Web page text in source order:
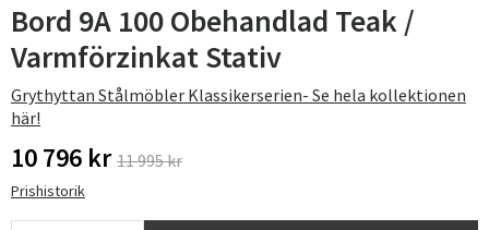
Bord 9A 100 Obehandlad Teak /
Varmförzinkat Stativ
Grythyttan Stålmöbler Klassikerserien- Se hela kollektionen
här!
10 796 kr 11 995 kr
Prishistorik